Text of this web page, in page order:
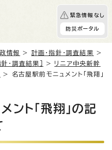
緊急情報なし
防災ポータル
情報 > 計画・指針・調査結果
>
・調査結果］
> リニア中央新幹
> 名古屋駅前モニュメント「飛翔」
ント「飛翔」の記